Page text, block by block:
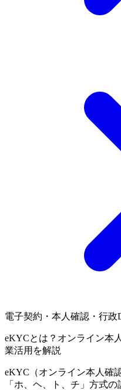
電子契約・本人確認・行政
eKYCとは？オンライン本
業活用を解説
eKYC（オンライン本人確
「ホ、ヘ、ト、チ」方式